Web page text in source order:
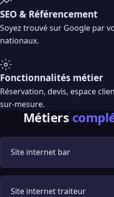
SEO & Référencement
Soyez trouvé sur Google par
nationaux.
Fonctionnalités métier
Réservation, devis, espace
sur-mesure.
Métiers
Site internet bar
Site internet traiteur